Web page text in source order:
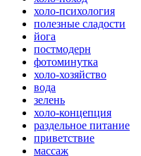
холо-психология
полезные сладости
йога
постмодерн
фотоминутка
холо-хозяйство
вода
зелень
холо-концепция
раздельное питание
приветствие
массаж